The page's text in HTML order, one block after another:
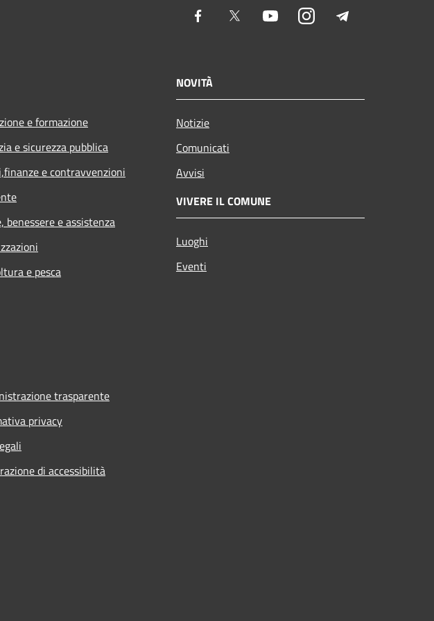
Facebook Twitter YoutubeInstagram
e formazione
e sicurezza pubblica
e contravvenzioni
benessere e assistenza
e pesca
NOVITÀ
Notizie
Comunicati
Avvisi
VIVERE IL COMUNE
Luoghi
Eventi
trasparente
privacy
di accessibilità